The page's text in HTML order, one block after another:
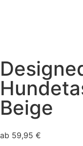
Beige
ab 59,95 €